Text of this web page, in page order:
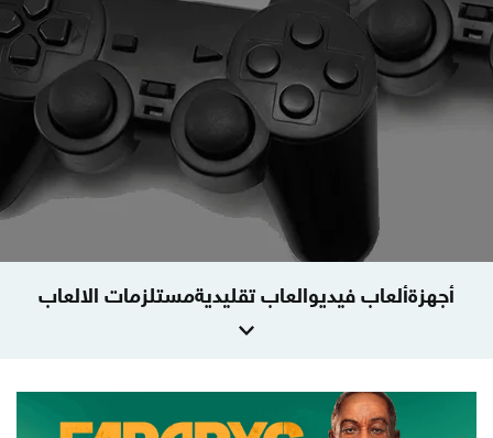
أجهزةألعاب فيديوالعاب تقليديةمستلزمات الالعاب